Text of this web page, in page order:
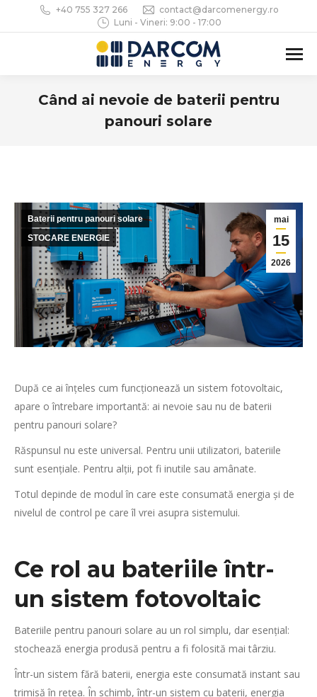
+40 755 327 266
contact@darcomenergy.ro
Luni - Vineri: 9:00 - 17:00
Când ai nevoie de baterii pentru
panouri solare
mai
15
2026
Baterii pentru panouri solare
STOCARE ENERGIE
După ce ai înțeles cum funcționează un sistem fotovoltaic,
apare o întrebare importantă: ai nevoie sau nu de baterii
pentru panouri solare?
Răspunsul nu este universal. Pentru unii utilizatori, bateriile
sunt esențiale. Pentru alții, pot fi inutile sau amânate.
Totul depinde de modul în care este consumată energia și de
nivelul de control pe care îl vrei asupra sistemului.
Ce rol au bateriile într-
un sistem fotovoltaic
Bateriile pentru panouri solare au un rol simplu, dar esențial:
stochează energia produsă pentru a fi folosită mai târziu.
Într-un sistem fără baterii, energia este consumată instant sau
trimisă în rețea. În schimb, într-un sistem cu baterii, energia